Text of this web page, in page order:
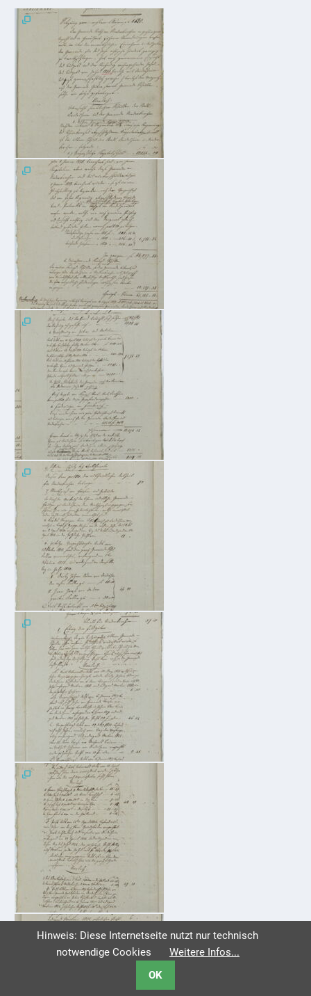
Hinweis: Diese Internetseite nutzt nur technisch
notwendige Cookies
Weitere Infos...
OK